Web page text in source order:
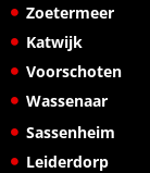
Zoetermeer
Katwijk
Voorschoten
Wassenaar
Sassenheim
Leiderdorp